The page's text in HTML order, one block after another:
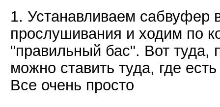
1. Устанавливаем сабвуфер
прослушивания и ходим по
"правильный бас". Вот туда,
можно ставить туда, где
Все очень просто